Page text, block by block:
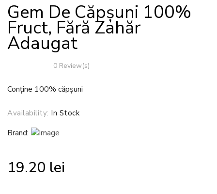
Gem De Căpșuni 100%
Fruct, Fără Zahăr
Adaugat
0 Review(s)
Conține 100% căpșuni
Availability: In Stock
Brand:
19.20 lei